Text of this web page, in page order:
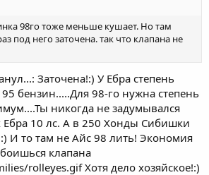
98го тоже меньше кушает. Но там
под него заточена. так что клапана не
Заточена!:) У Ебра степень
бензин.....Для 98-го нужна степень
никогда не задумывался
Ебра 10 лс. А в 250 Хонды Сибишки
И то там не Айс 98 лить! Экономия
клапана
rolleyes.gif Хотя дело хозяйское!:)